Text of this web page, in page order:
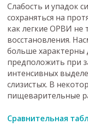
Слабость и упадок
сохраняться на
как легкие ОРВИ не
восстановления.
больше характерны
предположить при
интенсивных
слизистых. В
пищеварительные
Сравнительная